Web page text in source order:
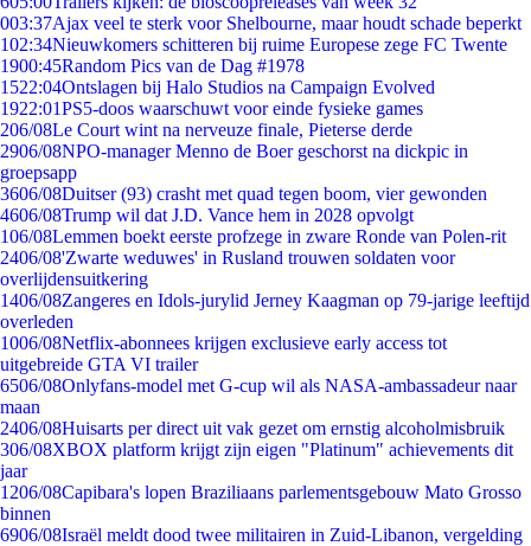
003:37Ajax veel te sterk voor Shelbourne, maar houdt schade beperkt
102:34Nieuwkomers schitteren bij ruime Europese zege FC Twente
1900:45Random Pics van de Dag #1978
1522:04Ontslagen bij Halo Studios na Campaign Evolved
1922:01PS5-doos waarschuwt voor einde fysieke games
206/08Le Court wint na nerveuze finale, Pieterse derde
2906/08NPO-manager Menno de Boer geschorst na dickpic in
groepsapp
3606/08Duitser (93) crasht met quad tegen boom, vier gewonden
4606/08Trump wil dat J.D. Vance hem in 2028 opvolgt
106/08Lemmen boekt eerste profzege in zware Ronde van Polen-rit
2406/08'Zwarte weduwes' in Rusland trouwen soldaten voor
overlijdensuitkering
1406/08Zangeres en Idols-jurylid Jerney Kaagman op 79-jarige leeftijd
overleden
1006/08Netflix-abonnees krijgen exclusieve early access tot
uitgebreide GTA VI trailer
6506/08Onlyfans-model met G-cup wil als NASA-ambassadeur naar
maan
2406/08Huisarts per direct uit vak gezet om ernstig alcoholmisbruik
306/08XBOX platform krijgt zijn eigen "Platinum" achievements dit
jaar
1206/08Capibara's lopen Braziliaans parlementsgebouw Mato Grosso
binnen
6906/08Israël meldt dood twee militairen in Zuid-Libanon, vergelding